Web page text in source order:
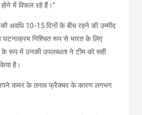
में विफल रहे हैं।”
अवधि 10-15 दिनों के बीच रहने की उम्मीद
घटनाक्रम निश्चित रूप से भारत के लिए
के रूप में उनकी उपलब्धता ने टीम को सही
है।
कमर के तनाव फ्रैक्चर के कारण लगभग